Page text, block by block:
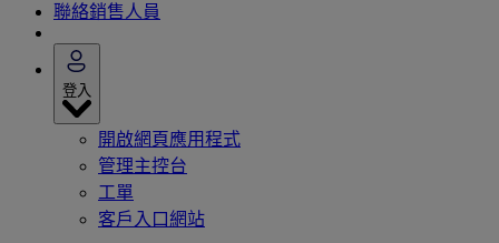
聯絡銷售人員
登入
開啟網頁應用程式
管理主控台
工單
客戶入口網站